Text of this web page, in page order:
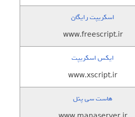
اسکریپت رایگان
www.freescript.ir
ایکس اسکریپت
www.xscript.ir
هاست سی پنل